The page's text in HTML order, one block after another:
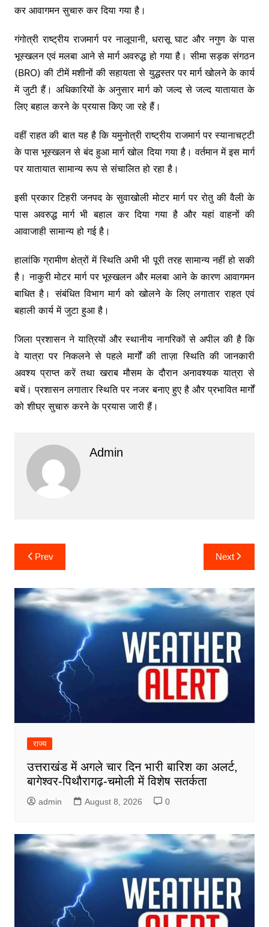
कर आवागमन सुचारु कर दिया गया है।
गंगोत्री राष्ट्रीय राजमार्ग पर नालूपानी, धरासू घाट और नगुण के पास
भूस्खलन एवं मलबा आने से मार्ग अवरुद्ध हो गया है। सीमा सड़क संगठन
(BRO) की टीमें मशीनों की सहायता से युद्धस्तर पर मार्ग खोलने के कार्य
में जुटी हैं। अधिकारियों के अनुसार मार्ग को जल्द से जल्द यातायात के
लिए बहाल करने के प्रयास किए जा रहे हैं।
वहीं राहत की बात यह है कि यमुनोत्री राष्ट्रीय राजमार्ग पर स्यानाचट्टी
के पास भूस्खलन से बंद हुआ मार्ग खोल दिया गया है। वर्तमान में इस मार्ग
पर यातायात सामान्य रूप से संचालित हो रहा है।
इसी प्रकार टिहरी जनपद के सुवाखोली मोटर मार्ग पर रोतु की वैली के
पास अवरुद्ध मार्ग भी बहाल कर दिया गया है और यहां वाहनों की
आवाजाही सामान्य हो गई है।
हालांकि ग्रामीण क्षेत्रों में स्थिति अभी भी पूरी तरह सामान्य नहीं हो सकी
है। नाकुरी मोटर मार्ग पर भूस्खलन और मलबा आने के कारण आवागमन
बाधित है। संबंधित विभाग मार्ग को खोलने के लिए लगातार राहत एवं
बहाली कार्य में जुटा हुआ है।
जिला प्रशासन ने यात्रियों और स्थानीय नागरिकों से अपील की है कि
वे यात्रा पर निकलने से पहले मार्गों की ताज़ा स्थिति की जानकारी
अवश्य प्राप्त करें तथा खराब मौसम के दौरान अनावश्यक यात्रा से
बचें। प्रशासन लगातार स्थिति पर नजर बनाए हुए है और प्रभावित मार्गों
को शीघ्र सुचारु करने के प्रयास जारी हैं।
Admin
Post
navigation
Prev Next
राज्य
उत्तराखंड में अगले चार दिन भारी बारिश का अलर्ट,
बागेश्वर-पिथौरागढ़-चमोली में विशेष सतर्कता
admin August 8, 2026 0